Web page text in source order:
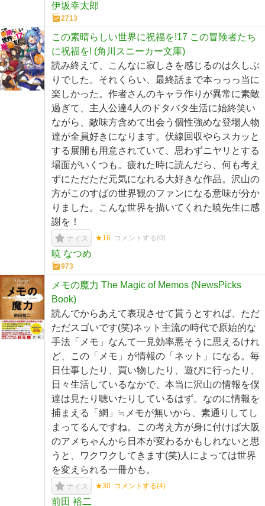
伊坂幸太郎
2713
この素晴らしい世界に祝福を!17 この冒険者たち
に祝福を! (角川スニーカー文庫)
読み終えて、こんなに寂しさを感じるのは久しぶ
りでした。それくらい、最終話まで本っっっ当に
楽しかった。作者さんのキャラ作りが異常に素敵
過ぎて、主人公達4人のドタバタ生活に始終笑い
ながら、敵味方含めて出会う個性強めな登場人物
達が全員好きになります。伏線回収やらスカッと
する展開も用意されていて、思わずニヤリとする
場面がいくつも。疲れた時に読んだら、何も考え
ずにただただ元気になれる大好きな作品。沢山の
方がこのすばの世界観のファンになる意味が分か
りました。こんな世界を描いてくれた暁先生に感
謝を！
ナイス ★16 コメントする(0)
暁 なつめ
973
メモの魔力 The Magic of Memos (NewsPicks
Book)
読んでからあえて表現させて貰うとすれば、ただ
ただスゴいです(笑)ネット主流の時代で原始的な
手法「メモ」なんて一見効率悪そうに思えるけれ
ど、この「メモ」が情報の「ネット」になる。毎
日仕事したり、買い物したり、遊びに行ったり、
日々生活しているなかで、本当に沢山の情報を僕
達は見たり聴いたりしているはず。なのに情報を
捕まえる「網」≒メモが無いから、素通りしてし
まってるんですね。この考え方が身に付けば大阪
のアメちゃんから日本が変わるかもしれないと思
うと、ワクワクしてきます(笑)人によっては世界
を変えられる一冊かも。
ナイス ★30 コメントする(4)
前田 裕二